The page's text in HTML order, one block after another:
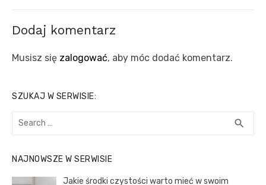
Dodaj komentarz
Musisz się zalogować, aby móc dodać komentarz.
SZUKAJ W SERWISIE:
Search
search
NAJNOWSZE W SERWISIE
Jakie środki czystości warto mieć w swoim